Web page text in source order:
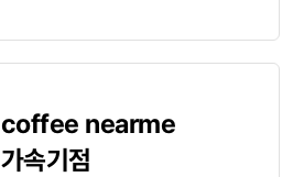
coffee nearme
가속기점